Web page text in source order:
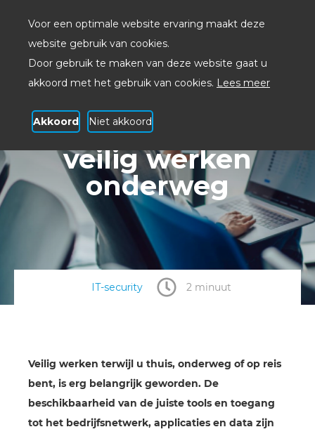
Voor een optimale website ervaring maakt deze
website gebruik van cookies.
Door gebruik te maken van deze website gaat u
akkoord met het gebruik van cookies. Lees meer
Akkoord Niet akkoord
Onze 10 tips voor
veilig werken
onderweg
IT-security 2 minuut
Veilig werken terwijl u thuis, onderweg of op reis
bent, is erg belangrijk geworden. De
beschikbaarheid van de juiste tools en toegang
tot het bedrijfsnetwerk, applicaties en data zijn